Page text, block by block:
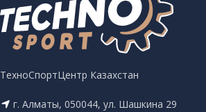
ТехноСпортЦентр Казахстан
г. Алматы, 050044, ул. Шашкина 29